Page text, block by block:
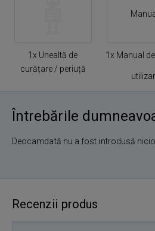
1x Unealtă de
curățare / periuță
1x Manual
Întrebările
Deocamdată nu a fost introdusă nicio
Recenzii produs